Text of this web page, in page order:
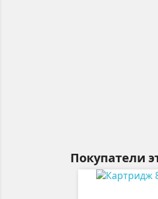
Покупатели